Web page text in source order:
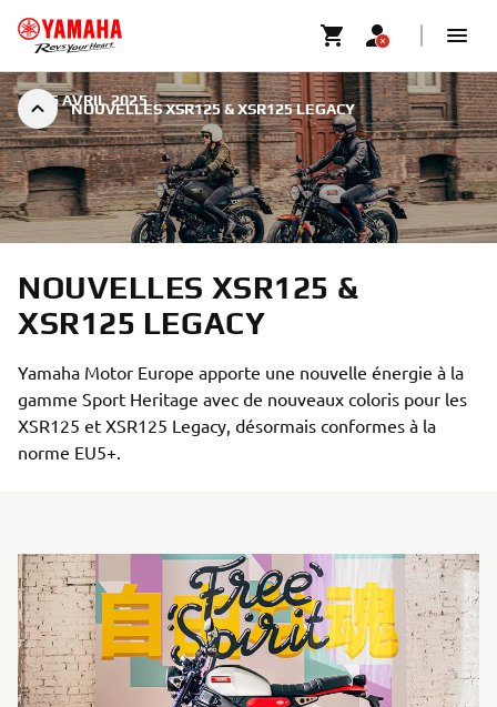
NOUVELLES XSR125 & XSR125 LEGACY
16 AVRIL 2025
NOUVELLES XSR125 &
XSR125 LEGACY
Yamaha Motor Europe apporte une nouvelle énergie à la
gamme Sport Heritage avec de nouveaux coloris pour les
XSR125 et XSR125 Legacy, désormais conformes à la
norme EU5+.